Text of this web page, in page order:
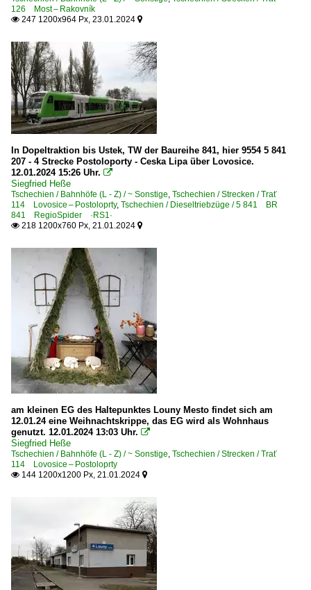
4 702 BR 702 · T 212.0 'Prasátko'
4 703 BR 703 · T 212.1 'Prasátko'
Dieseltriebzüge
5 801 BR 801 · M 131.1 'Hurvinek'
5 809 BR 809 'Brotbüchse'
5 810 BR 810 · M 152.0 'Chcípák', 'Brotbüchse' Private
5 813 BR 813 · 913
5 814 BR 814 · 914 RegioNova
5 840 BR 840 RegioSpider ·RS1·
5 842 BR 842
5 843 BR 843
5 844 BR 844 RegioShark ·Link II·
5 845 BR 845 · 945
5 854 BR 854.0 · M 296.1 'Hydra', 'Edita'
E-Loks | Gleichstrom
7 110 BR 110
7 130 BR 130 · E 479.0 ·79E· 'velbloud, hrbatá'
7 163 BR 163 ·99E·
E-Loks | Mehrsystem
7 363 BR 363 · ES 499.1
7 380 BR 380 ·109E·
7 383 BR 383 ·Vectron MS· Private
E-Loks | Wechselstrom
126 Most – Rakovník
 247 1200x964 Px, 23.01.2024 
In Dopeltraktion bis Ustek, TW der Baureihe 841, hier 9554 5 841
207 - 4 Strecke Postoloporty - Ceska Lipa über Lovosice.
12.01.2024 15:26 Uhr. 
Siegfried Heße
Tschechien / Bahnhöfe (L - Z) / ~ Sonstige, Tschechien / Strecken / Trať
114 Lovosice – Postoloprty, Tschechien / Dieseltriebzüge / 5 841 BR
841 RegioSpider ·RS1·
 218 1200x760 Px, 21.01.2024 
am kleinen EG des Haltepunktes Louny Mesto findet sich am
12.01.24 eine Weihnachtskrippe, das EG wird als Wohnhaus
genutzt. 12.01.2024 13:03 Uhr. 
Siegfried Heße
Tschechien / Bahnhöfe (L - Z) / ~ Sonstige, Tschechien / Strecken / Trať
114 Lovosice – Postoloprty
 144 1200x1200 Px, 21.01.2024 